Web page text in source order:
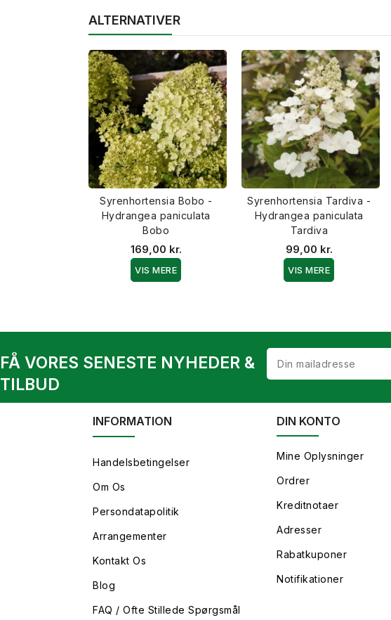
ALTERNATIVER
Syrenhortensia Bobo -
Hydrangea paniculata
Bobo
169,00 kr.
VIS MERE
Syrenhortensia Tardiva -
Hydrangea paniculata
Tardiva
99,00 kr.
VIS MERE
FÅ VORES SENESTE NYHEDER &
TILBUD
INFORMATION
Handelsbetingelser
Om Os
Persondatapolitik
Arrangementer
Kontakt Os
Blog
FAQ / Ofte Stillede Spørgsmål
DIN KONTO
Mine Oplysninger
Ordrer
Kreditnotaer
Adresser
Rabatkuponer
Notifikationer